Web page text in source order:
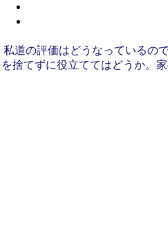
私道の評価はどうなっているの
を捨てずに役立ててはどうか。